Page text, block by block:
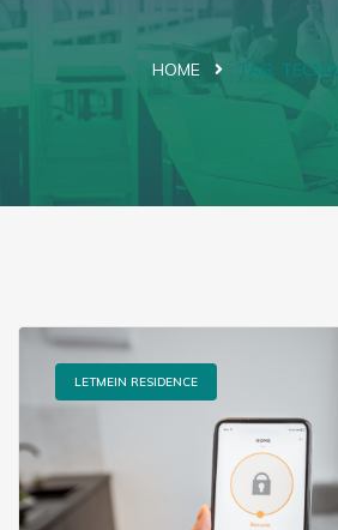
HOME TAG:
LETMEIN RESIDENCE